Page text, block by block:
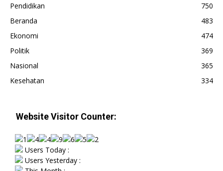
Pendidikan
750
Beranda
483
Ekonomi
474
Politik
369
Nasional
365
Kesehatan
334
Website Visitor Counter:
Users Today :
Users Yesterday :